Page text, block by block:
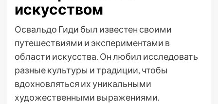
искусством
Освальдо Гиди был известен своими
путешествиями и экспериментами в
области искусства. Он любил исследовать
разные культуры и традиции, чтобы
вдохновляться их уникальными
художественными выражениями.